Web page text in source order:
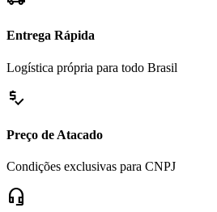
Entrega Rápida
Logística própria para todo Brasil
price_check
Preço de Atacado
Condições exclusivas para CNPJ
headset_mic